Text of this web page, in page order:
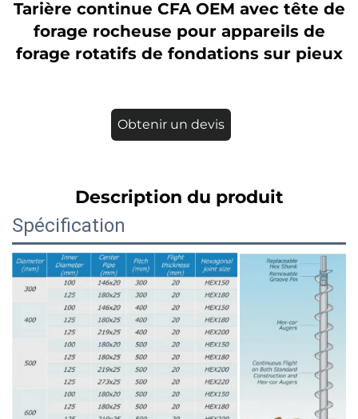
Tarière continue CFA OEM avec tête de
forage rocheuse pour appareils de
forage rotatifs de fondations sur pieux
Obtenir un devis
Description du produit
Spécification